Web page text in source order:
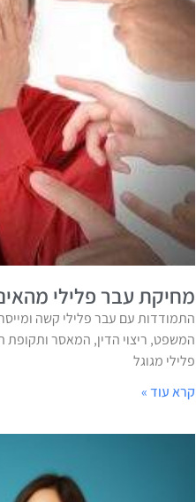
מחיקת עבר פלילי
התמודדות עם עבר פלילי קשה
המשפט, ריצוי הדין, המאסר
פלילי מגוגל
קרא עוד »